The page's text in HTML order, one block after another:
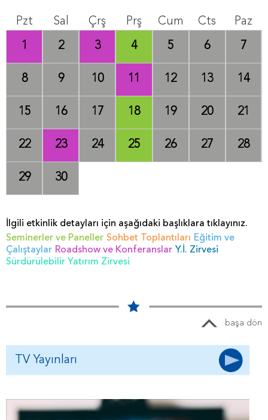
Pzt Sal Çrş Prş Cum Cts Paz
1 2 3 4 5 6 7
8 9 10 11 12 13 14
15 16 17 18 19 20 21
22 23 24 25 26 27 28
29 30
İlgili etkinlik detayları için aşağıdaki başlıklara tıklayınız.
Seminerler ve Paneller Sohbet Toplantıları Eğitim ve
Çalıştaylar Roadshow ve Konferanslar Y.İ. Zirvesi
Sürdürülebilir Yatırım Zirvesi
başa dön
TV Yayınları